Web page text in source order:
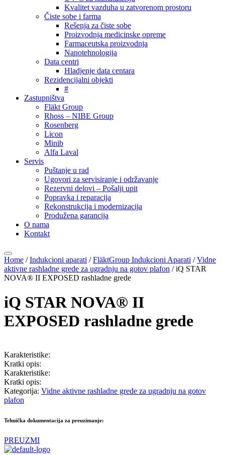
Kvalitet vazduha u zatvorenom prostoru
Čiste sobe i farma
Rešenja za čiste sobe
Proizvodnja medicinske opreme
Farmaceutska proizvodnja
Nanotehnologija
Data centri
Hladjenje data centara
Rezidencijalni objekti
#
Zastupništva
Fläkt Group
Rhoss – NIBE Group
Rosenberg
Licon
Minib
Alfa Laval
Servis
Puštanje u rad
Ugovori za servisiranje i održavanje
Rezervni delovi – Pošalji upit
Popravka i reparacija
Rekonstrukcija i modernizacija
Produžena garancija
O nama
Kontakt
Home /Indukcioni aparati /FläktGroup Indukcioni Aparati /Vidne
aktivne rashladne grede za ugradnju na gotov plafon / iQ STAR
NOVA® II EXPOSED rashladne grede
iQ STAR NOVA® II
EXPOSED rashladne grede
Karakteristike:
Kratki opis:
Karakteristike:
Kratki opis:
Kategorija: Vidne aktivne rashladne grede za ugradnju na gotov
plafon
Tehnička dokumentacija za preuzimanje:
PREUZMI